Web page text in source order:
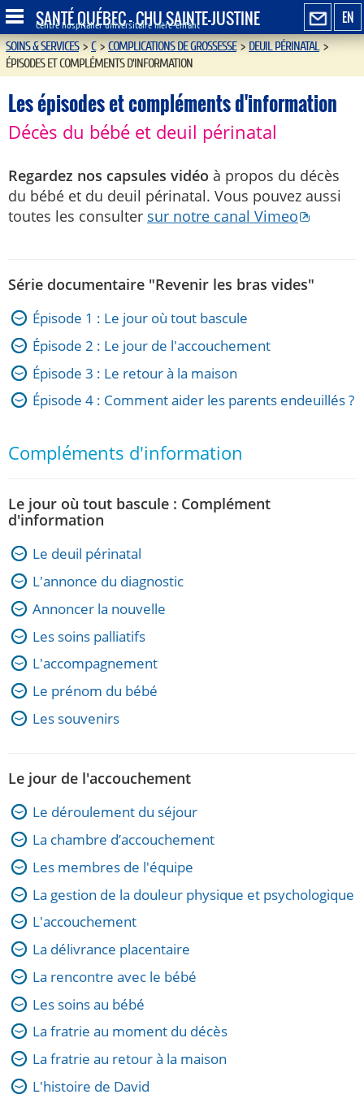
EN
SANTÉ QUÉBEC - CHU SAINTE-JUSTINE
Centre hospitalier universitaire mère-enfant
SOINS & SERVICES>C>COMPLICATIONS DE GROSSESSE>DEUIL PÉRINATAL>
ÉPISODES ET COMPLÉMENTS D'INFORMATION
Les épisodes et compléments d'information
Décès du bébé et deuil périnatal
Regardez nos capsules vidéo à propos du décès
du bébé et du deuil périnatal. Vous pouvez aussi
toutes les consulter sur notre canal Vimeo
Série documentaire "Revenir les bras vides"
Épisode 1 : Le jour où tout bascule
Épisode 2 : Le jour de l'accouchement
Épisode 3 : Le retour à la maison
Épisode 4 : Comment aider les parents endeuillés ?
Compléments d'information
Le jour où tout bascule : Complément
d'information
Le deuil périnatal
L'annonce du diagnostic
Annoncer la nouvelle
Les soins palliatifs
L'accompagnement
Le prénom du bébé
Les souvenirs
Le jour de l'accouchement
Le déroulement du séjour
La chambre d’accouchement
Les membres de l'équipe
La gestion de la douleur physique et psychologique
L'accouchement
La délivrance placentaire
La rencontre avec le bébé
Les soins au bébé
La fratrie au moment du décès
La fratrie au retour à la maison
L'histoire de David